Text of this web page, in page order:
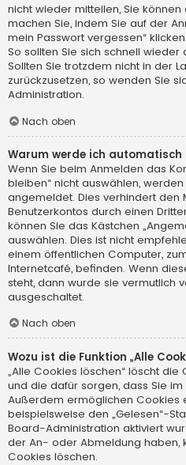
nicht wieder mitteilen, Sie
machen Sie, indem Sie auf der
mein Passwort vergessen“
So sollten Sie sich schnell wieder
Sollten Sie trotzdem nicht in der
zurückzusetzen, so wenden Sie
Administration.
Nach oben
Warum werde ich automatisch
Wenn Sie beim Anmelden das
bleiben“ nicht auswählen,
angemeldet. Dies verhindert den
Benutzerkontos durch einen
können Sie das Kästchen
auswählen. Dies ist nicht
einem öffentlichen Computer,
Internetcafé, befinden. Wenn
steht, dann wurde sie vermutlich
ausgeschaltet.
Nach oben
Wozu ist die Funktion „Alle
„Alle Cookies löschen“ löscht die
und die dafür sorgen, dass Sie
Außerdem ermöglichen Cookies
beispielsweise den „Gelesen“-
Board-Administration aktiviert
der An- oder Abmeldung haben,
Cookies löschen.